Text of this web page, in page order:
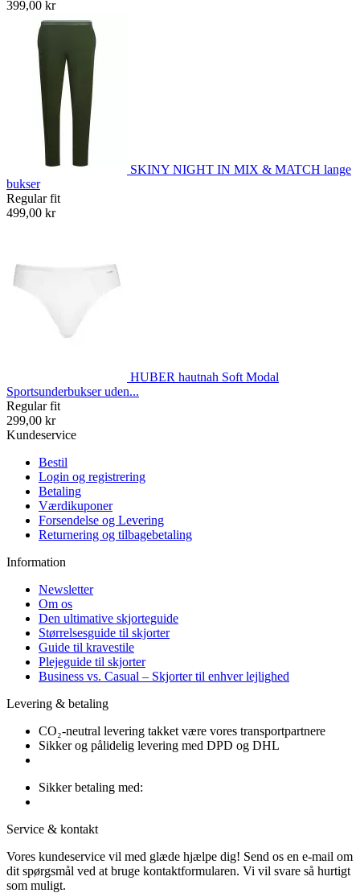
399,00 kr
SKINY NIGHT IN MIX & MATCH lange
bukser
Regular fit
499,00 kr
HUBER hautnah Soft Modal
Sportsunderbukser uden...
Regular fit
299,00 kr
Kundeservice
Bestil
Login og registrering
Betaling
Værdikuponer
Forsendelse og Levering
Returnering og tilbagebetaling
Information
Newsletter
Om os
Den ultimative skjorteguide
Størrelsesguide til skjorter
Guide til kravestile
Plejeguide til skjorter
Business vs. Casual – Skjorter til enhver lejlighed
Levering & betaling
CO₂-neutral levering takket være vores transportpartnere
Sikker og pålidelig levering med DPD og DHL
Sikker betaling med:
Service & kontakt
Vores kundeservice vil med glæde hjælpe dig! Send os en e-mail om
dit spørgsmål ved at bruge kontaktformularen. Vi vil svare så hurtigt
som muligt.